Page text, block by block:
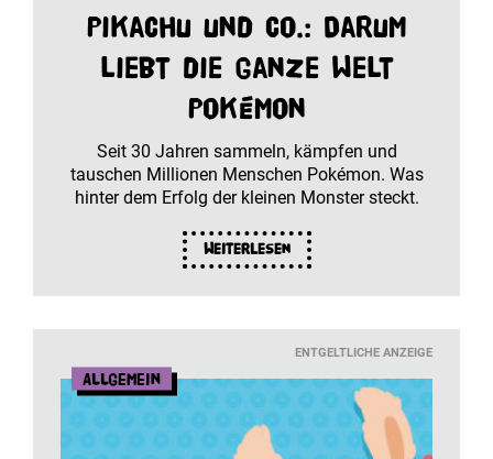
Pikachu und Co.: Darum
liebt die ganze Welt
Pokémon
Seit 30 Jahren sammeln, kämpfen und
tauschen Millionen Menschen Pokémon. Was
hinter dem Erfolg der kleinen Monster steckt.
Weiterlesen
ENTGELTLICHE ANZEIGE
Allgemein